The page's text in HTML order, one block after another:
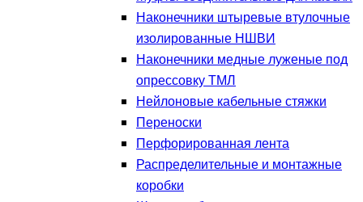
Наконечники штыревые втулочные
изолированные НШВИ
Наконечники медные луженые под
опрессовку ТМЛ
Нейлоновые кабельные стяжки
Переноски
Перфорированная лента
Распределительные и монтажные
коробки